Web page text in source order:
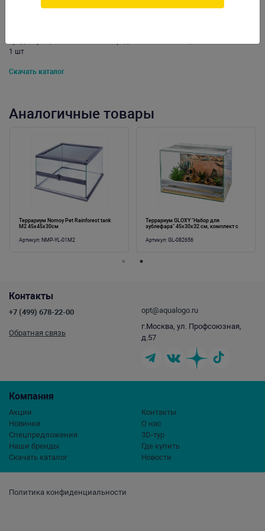
водопады, нагревательные камни и др.) и создаёт дополнительные
1 шт
Скачать каталог
Аналогичные товары
Террариум Nomoy Pet Rainforest tank
M2 45х45х30см
Артикул: NMP-YL-01M2
Террариум GLOXY "Набор для
эублефара" 45х30х32 см, комплект с
Артикул: GL-082656
Политика конфиденциальности
Компания
Акции
Новинки
Спецпредложения
Наши бренды
Скачать каталог
Контакты
О нас
3D-тур
Где купить
Новости
Контакты
+7 (499) 678-22-00
Обратная связь
opt@aqualogo.ru
г.Москва, ул. Профсоюзная,
д.57